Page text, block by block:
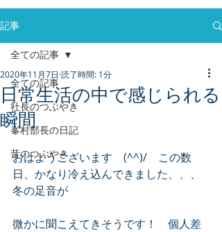
記事
全ての記事
社長のつぶやき
峯村部長の日記
昔のつぶやき
全ての記事
日常生活の中で感じられる
瞬間
2020年11月7日 読了時間: 1分
おはようございます　(^^)/　この数
日、かなり冷え込んできました、、、
冬の足音が
微かに聞こえてきそうです！　個人差